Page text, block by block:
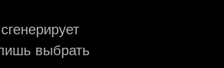
выбрать